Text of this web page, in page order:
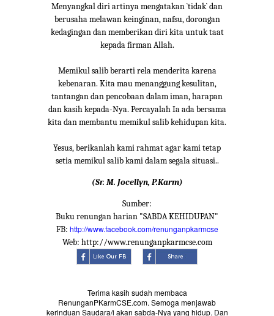
Menyangkal diri artinya mengatakan `tidak` dan
berusaha melawan keinginan, nafsu, dorongan
kedagingan dan memberikan diri kita untuk taat
kepada firman Allah.
Memikul salib berarti rela menderita karena
kebenaran. Kita mau menanggung kesulitan,
tantangan dan pencobaan dalam iman, harapan
dan kasih kepada-Nya. Percayalah Ia ada bersama
kita dan membantu memikul salib kehidupan kita.
Yesus, berikanlah kami rahmat agar kami tetap
setia memikul salib kami dalam segala situasi..
(Sr. M. Jocellyn, P.Karm)
Sumber:
Buku renungan harian "SABDA KEHIDUPAN"
FB: http://www.facebook.com/renunganpkarmcse
Web: http://www.renunganpkarmcse.com
Terima kasih sudah membaca
RenunganPKarmCSE.com. Semoga menjawab
kerinduan Saudara/i akan sabda-Nya yang hidup. Dan